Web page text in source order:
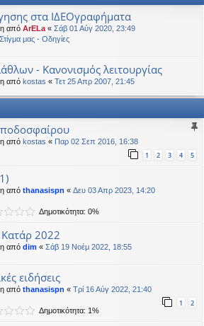
στα ΙΔΕΟγραφήματα
από ArELa « Σάβ 01 Αύγ 2020, 23:49
μας - Οδηγίες
- Κανονισμός λειτουργίας
από kostas « Τετ 25 Απρ 2007, 21:45
από kostas « Παρ 02 Σεπ 2016, 16:38
1 2 3 4 5
από thanasispn « Δευ 03 Απρ 2023, 14:20
Δημοτικότητα: 0%
2022
από dim « Σάβ 19 Νοέμ 2022, 18:55
ειδήσεις
από thanasispn « Τρί 16 Αύγ 2022, 21:40
1 2
Δημοτικότητα: 1%